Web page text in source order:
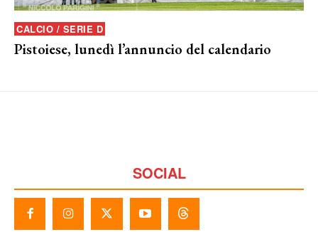
CALCIO / SERIE D
Pistoiese, lunedì l’annuncio del calendario
SOCIAL